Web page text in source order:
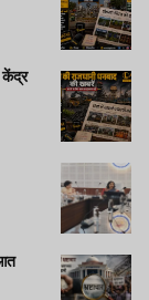
केंद्र